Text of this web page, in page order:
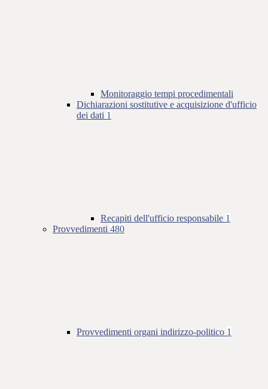
Monitoraggio tempi procedimentali
Dichiarazioni sostitutive e acquisizione d'ufficio
dei dati 1
Recapiti dell'ufficio responsabile 1
Provvedimenti 480
Provvedimenti organi indirizzo-politico 1